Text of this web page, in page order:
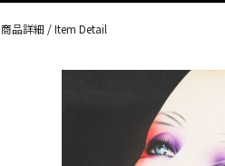
商品詳細 / Item Detail